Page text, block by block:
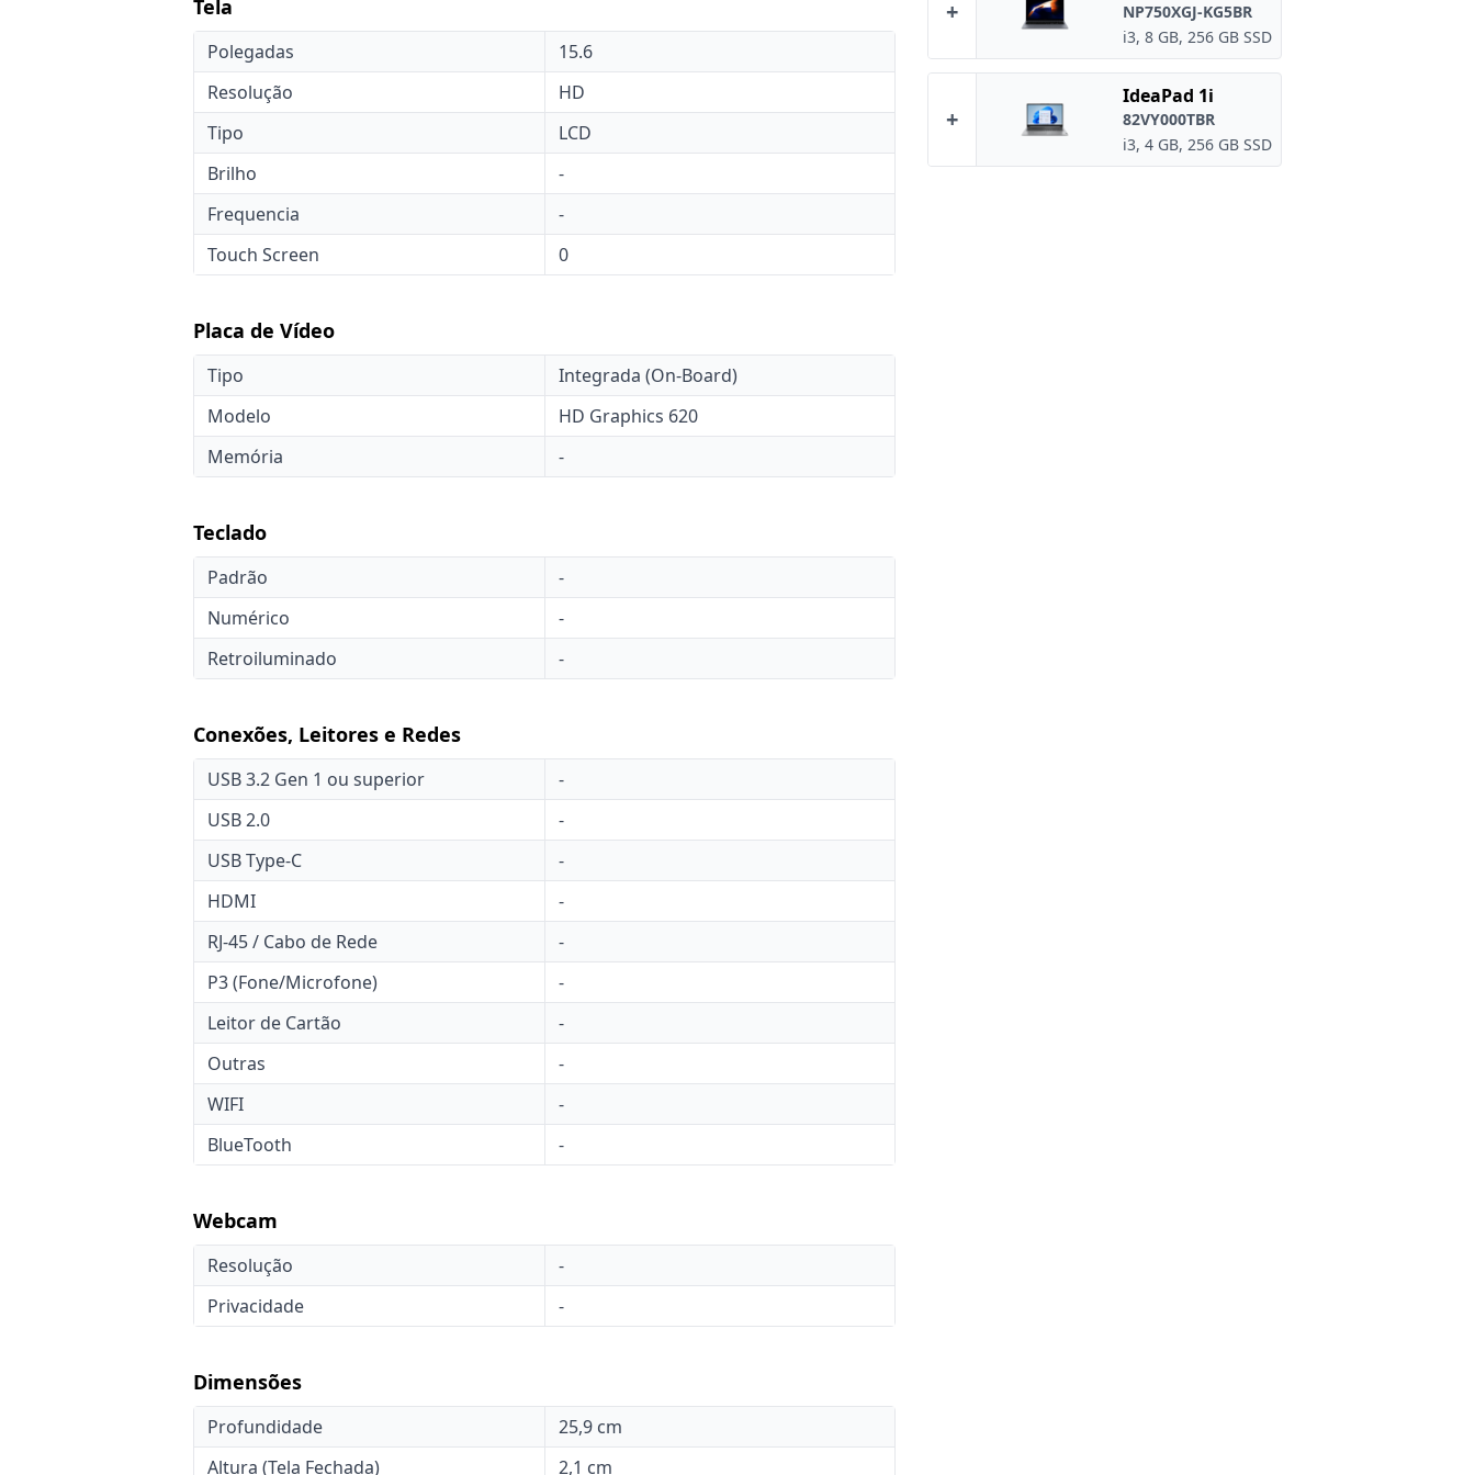
Tela
Polegadas
15.6
Resolução
HD
Tipo
LCD
Brilho
-
Frequencia
-
Touch Screen
0
Placa de Vídeo
Tipo
Integrada (On-Board)
Modelo
HD Graphics 620
Memória
-
Teclado
Padrão
-
Numérico
-
Retroiluminado
-
Conexões, Leitores e Redes
USB 3.2 Gen 1 ou superior
-
USB 2.0
-
USB Type-C
-
HDMI
-
RJ-45 / Cabo de Rede
-
P3 (Fone/Microfone)
-
Leitor de Cartão
-
Outras
-
WIFI
-
BlueTooth
-
Webcam
Resolução
-
Privacidade
-
Dimensões
Profundidade
25,9 cm
Altura (Tela Fechada)
2,1 cm
+
NP750XGJ-KG5BR
i3, 8 GB, 256 GB SSD
+
IdeaPad 1i
82VY000TBR
i3, 4 GB, 256 GB SSD